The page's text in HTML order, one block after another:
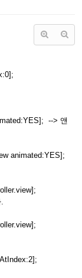
--> 앤
animated:YES];